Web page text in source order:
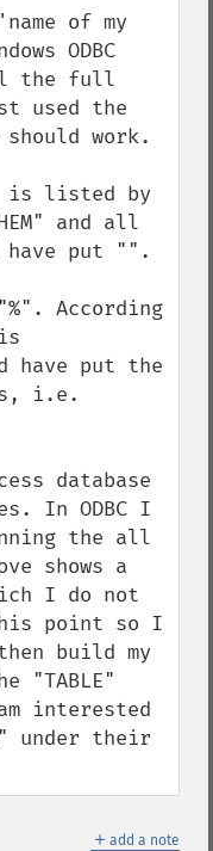
of my
ODBC
the full
used the
work.
is listed by
and all
have put "".
According
have put the
i.e.
database
In ODBC I
the all
shows a
I do not
point so I
build my
"TABLE"
interested
under their
＋ add a note